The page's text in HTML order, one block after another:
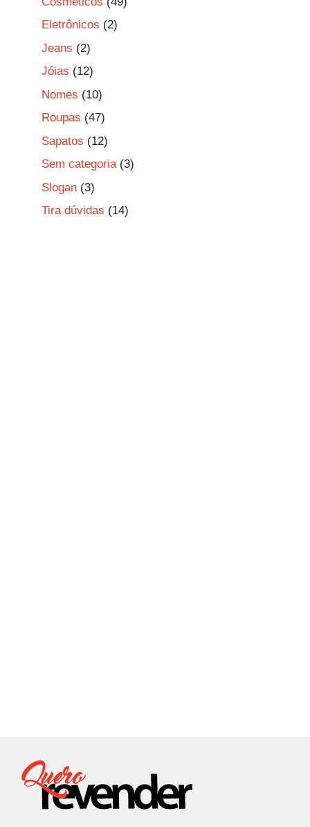
Eletrônicos (2)
Jeans (2)
Jóias (12)
Nomes (10)
Roupas (47)
Sapatos (12)
Sem categoria(3)
Slogan (3)
Tira dúvidas (14)